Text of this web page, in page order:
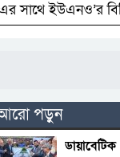
ইউএনও’র
পড়ুন